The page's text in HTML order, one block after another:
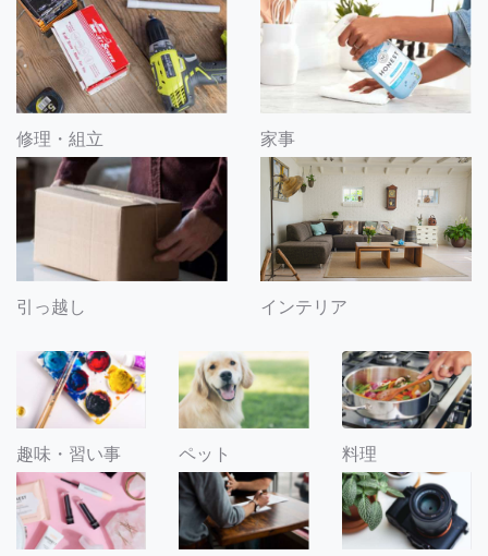
修理・組立 家事
引っ越し インテリア
趣味・習い事 ペット 料理